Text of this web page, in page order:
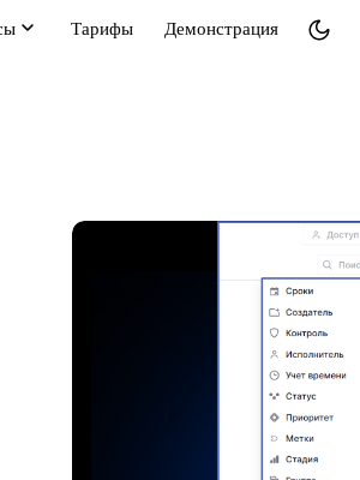
Тарифы Демонстрация